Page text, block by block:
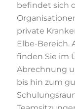
befindet sich
private
Elbe-Bereich.
finden Sie im
Abrechnung
bis hin zum